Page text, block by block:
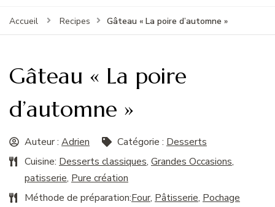
Accueil Recipes Gâteau « La poire d’automne »
Gâteau « La poire
d’automne »
Auteur : Adrien Catégorie : Desserts
Cuisine: Desserts classiques, Grandes Occasions,
patisserie, Pure création
Méthode de préparation:Four, Pâtisserie, Pochage